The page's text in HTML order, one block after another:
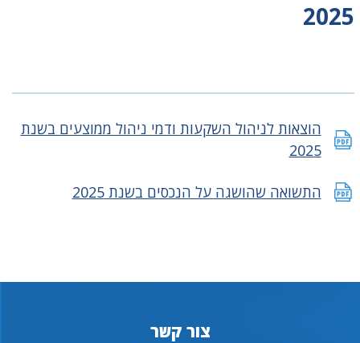
2025
הוצאות לניהול השקעות ודמי ניהול ממוצעים בשנת
2025
התשואה שהושגה על הנכסים בשנת 2025
צור קשר